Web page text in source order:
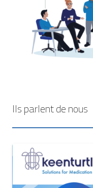
Ils parlent de nous